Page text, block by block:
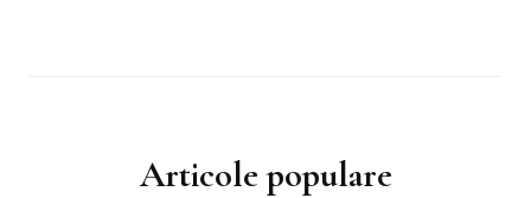
Articole populare